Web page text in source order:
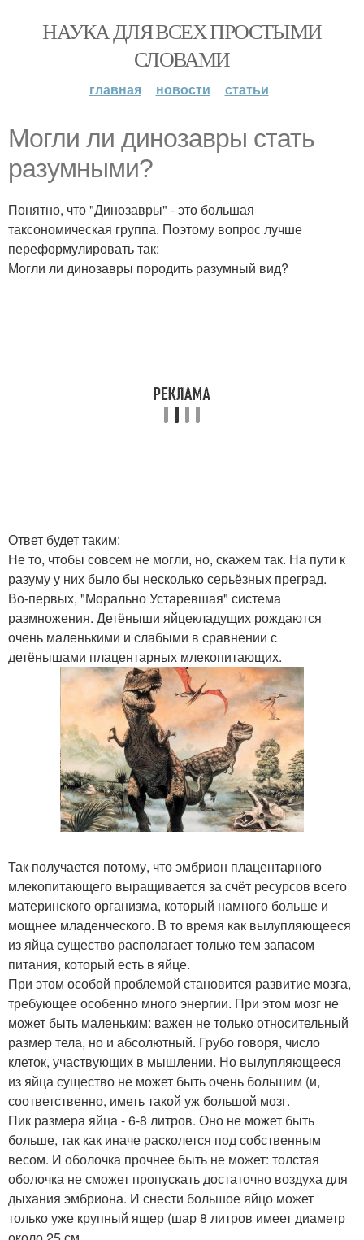
НАУКА ДЛЯ ВСЕХ ПРОСТЫМИ
СЛОВАМИ
главная новости статьи
Могли ли динозавры стать
разумными?
Понятно, что "Динозавры" - это большая
таксономическая группа. Поэтому вопрос лучше
переформулировать так:
Могли ли динозавры породить разумный вид?
Ответ будет таким:
Не то, чтобы совсем не могли, но, скажем так. На пути к
разуму у них было бы несколько серьёзных преград.
Во-первых, "Морально Устаревшая" система
размножения. Детёныши яйцекладущих рождаются
очень маленькими и слабыми в сравнении с
детёнышами плацентарных млекопитающих.
Так получается потому, что эмбрион плацентарного
млекопитающего выращивается за счёт ресурсов всего
материнского организма, который намного больше и
мощнее младенческого. В то время как вылупляющееся
из яйца существо располагает только тем запасом
питания, который есть в яйце.
При этом особой проблемой становится развитие мозга,
требующее особенно много энергии. При этом мозг не
может быть маленьким: важен не только относительный
размер тела, но и абсолютный. Грубо говоря, число
клеток, участвующих в мышлении. Но вылупляющееся
из яйца существо не может быть очень большим (и,
соответственно, иметь такой уж большой мозг.
Пик размера яйца - 6-8 литров. Оно не может быть
больше, так как иначе расколется под собственным
весом. И оболочка прочнее быть не может: толстая
оболочка не сможет пропускать достаточно воздуха для
дыхания эмбриона. И снести большое яйцо может
только уже крупный ящер (шар 8 литров имеет диаметр